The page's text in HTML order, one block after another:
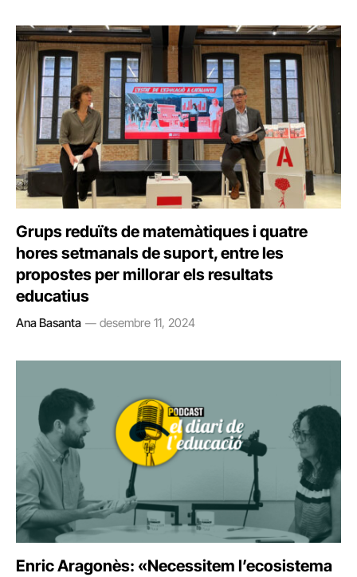
Grups reduïts de matemàtiques i quatre
hores setmanals de suport, entre les
propostes per millorar els resultats
educatius
Ana Basanta desembre 11, 2024
Enric Aragonès: «Necessitem l’ecosistema